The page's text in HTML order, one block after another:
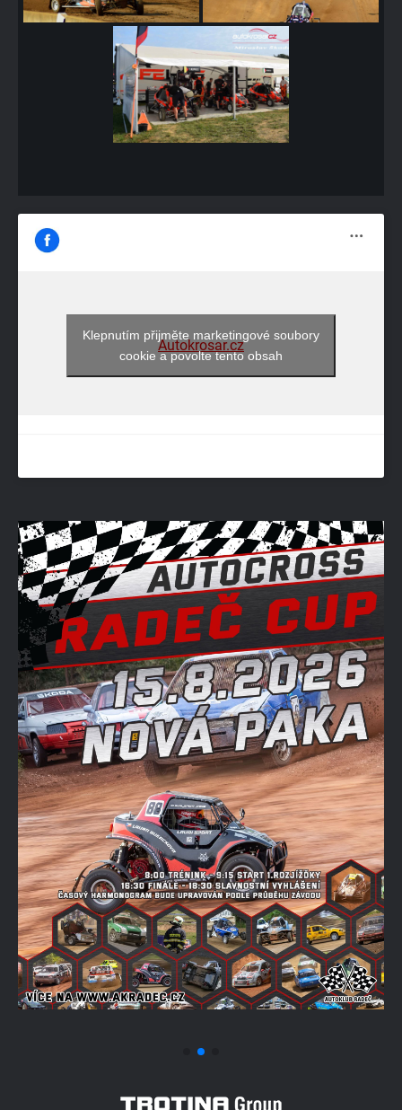
Autokrosar.cz
Klepnutím přijměte marketingové soubory
cookie a povolte tento obsah